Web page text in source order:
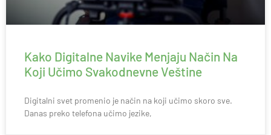
Kako Digitalne Navike Menjaju Način Na
Koji Učimo Svakodnevne Veštine
Digitalni svet promenio je način na koji učimo skoro sve.
Danas preko telefona učimo jezike,